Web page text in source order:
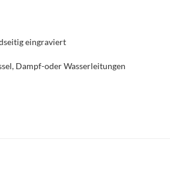
eingraviert
Dampf-oder Wasserleitungen